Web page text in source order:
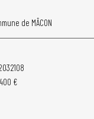
de MÂCON
€